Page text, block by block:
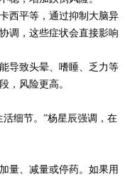
西平等，通过抑制大脑异
调，这些症状会直接影响
导致头晕、嗜睡、乏力等
，风险更高。
细节。”杨星辰强调，在
量、减量或停药。如果用